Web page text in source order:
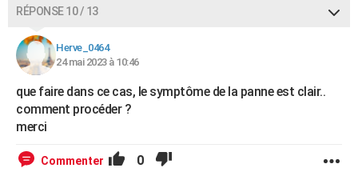
RÉPONSE 10 / 13
Herve_0464
24 mai 2023 à 10:46
que faire dans ce cas, le symptôme de la panne est clair..
comment procéder ?
merci
Commenter 0